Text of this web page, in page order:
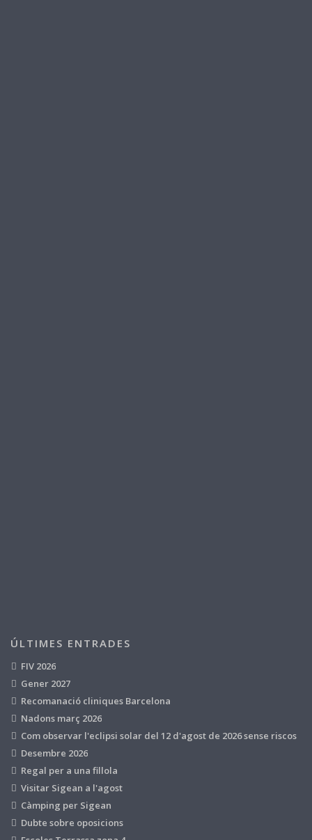
ÚLTIMES ENTRADES
FIV 2026
Gener 2027
Recomanació cliniques Barcelona
Nadons març 2026
Com observar l'eclipsi solar del 12 d'agost de 2026 sense riscos
Desembre 2026
Regal per a una fillola
Visitar Sigean a l'agost
Càmping per Sigean
Dubte sobre oposicions